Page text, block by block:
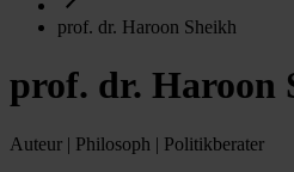
prof. dr. Haroon Sheikh
prof. dr. Haroon
Auteur | Philosoph | Politikberater